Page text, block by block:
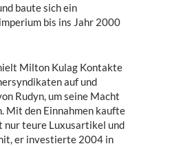
baute sich ein
bis ins Jahr 2000
Milton Kulag Kontakte
auf und
Rudyn, um seine Macht
Mit den Einnahmen kaufte
nur teure Luxusartikel und
er investierte 2004 in